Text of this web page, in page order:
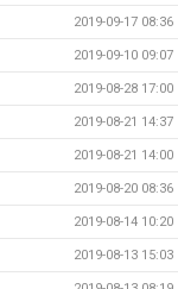
2019-09-17 08:36
2019-09-10 09:07
2019-08-28 17:00
2019-08-21 14:37
2019-08-21 14:00
2019-08-20 08:36
2019-08-14 10:20
2019-08-13 15:03